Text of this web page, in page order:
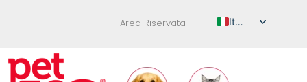
Area Riservata |
Italian